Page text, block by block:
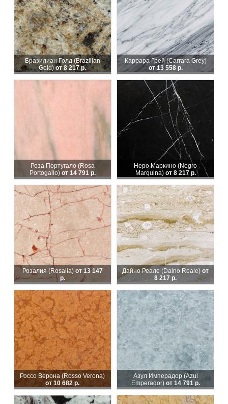
Бразилиан Голд (Brazilian
Gold)от 8 217 р.
Каррара Грей (Carrara Grey)
от 13 558 р.
Роза Португало (Rosa
Portogallo) от 14 791 р.
Неро Маркино (Negro
Marquina) от 8 217 р.
Розалия (Rosalia) от 13 147
р.
Дайно Реале (Daino Reale) от
8 217 р.
Россо Верона (Rosso Verona)
от 10 682 р.
Азул Имперадор (Azul
Emperador) от 14 791 р.